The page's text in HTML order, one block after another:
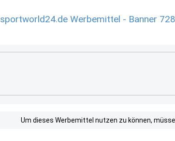
sportworld24.de Werbemittel - Banner
Um dieses Werbemittel nutzen zu können,